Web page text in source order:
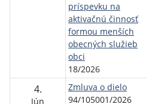
príspevku na
aktivačnú činnosť
formou menších
obecných služieb
obci
18/2026
4.
Jún
Zmluva o dielo
94/105001/2026